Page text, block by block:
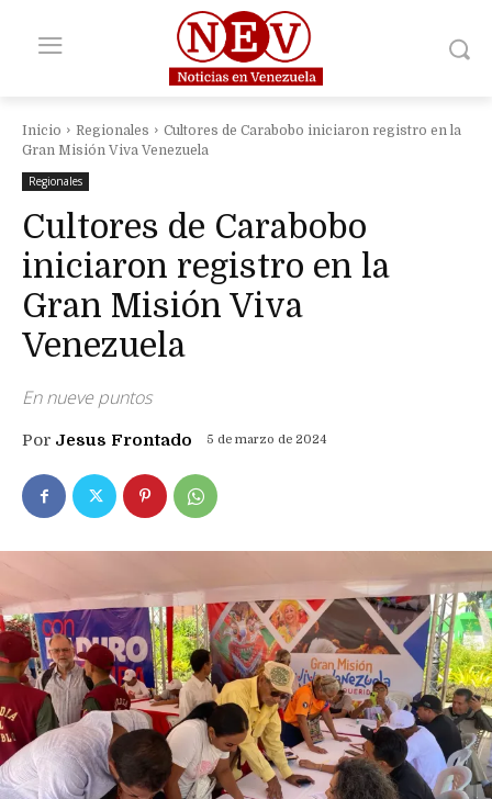
Inicio Regionales
Cultores de Carabobo iniciaron registro en la
Gran Misión Viva Venezuela
Regionales
Cultores de Carabobo
iniciaron registro en la
Gran Misión Viva
Venezuela
En nueve puntos
Por Jesus Frontado 5 de marzo de 2024